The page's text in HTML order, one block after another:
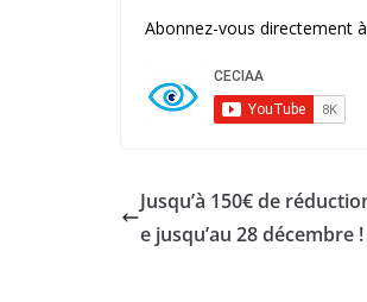
Abonnez-vous directement
Jusqu’à 150€ de
e jusqu’au 28 décembre !